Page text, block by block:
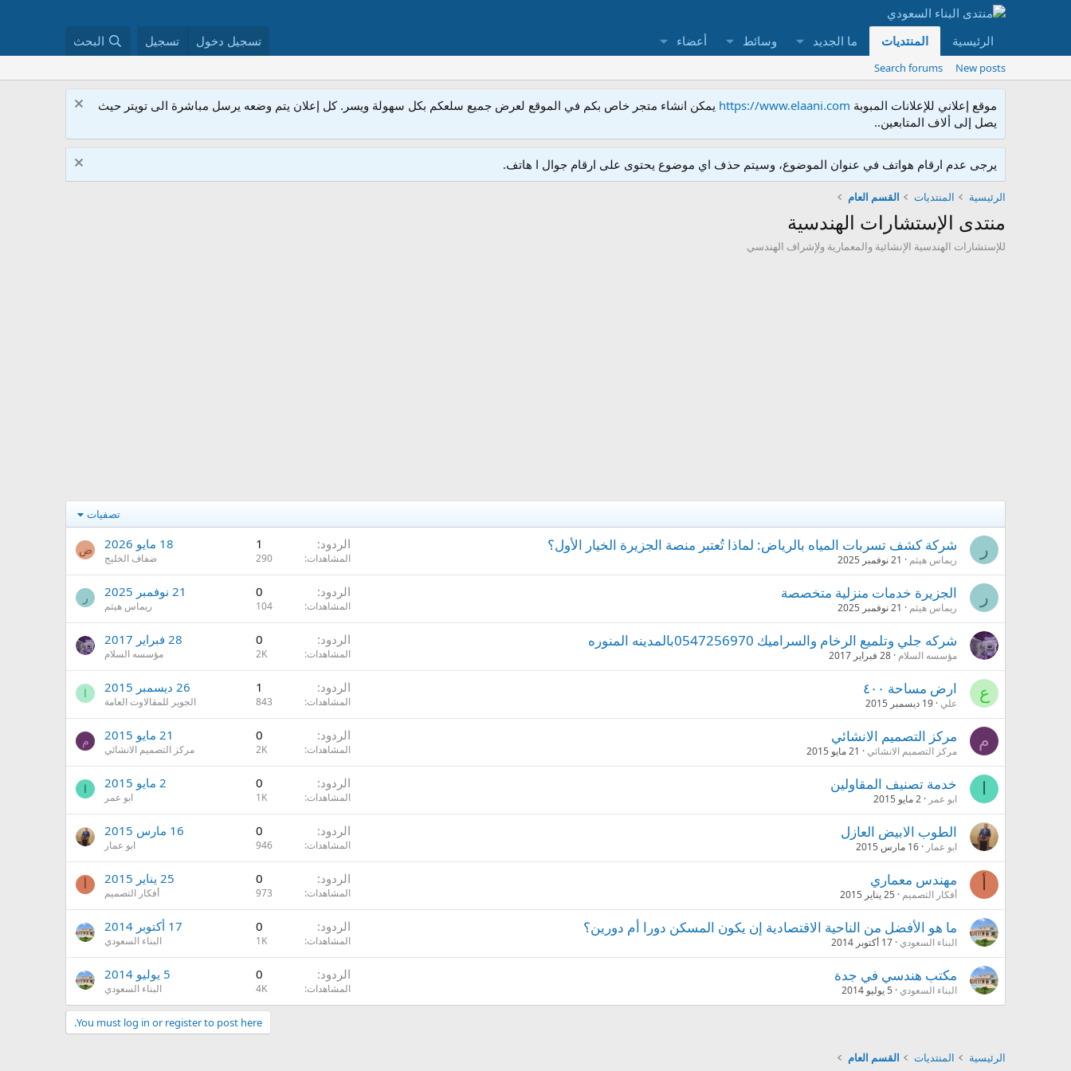
الرئيسية المنتديات ما الجديد وسائط أعضاء تسجيل دخول تسجيل البحث
New posts
Search forums
موقع إعلاني للإعلانات المبوبة https://www.elaani.com يمكن انشاء متجر خاص بكم في الموقع لعرض جميع سلعكم بكل سهولة ويسر. كل إعلان يتم وضعه يرسل مباشرة الى تويتر حيث
يصل إلى ألاف المتابعين..
يرجى عدم ارقام هواتف في عنوان الموضوع، وسيتم حذف اي موضوع يحتوى على ارقام جوال ا هاتف.
الرئيسية المنتديات القسم العام
منتدى الإستشارات الهندسية
للإستشارات الهندسية الإنشائية والمعمارية ولإشراف الهندسي
تصفيات
ر شركة كشف تسربات المياه بالرياض: لماذا تُعتبر منصة الجزيرة الخيار الأول؟
ريماس هيثم 21 نوفمبر 2025
الردود 1
المشاهدات 290
18 مايو 2026
ضفاف الخليج
ض
ر الجزيرة خدمات منزلية متخصصة
ريماس هيثم 21 نوفمبر 2025
الردود 0
المشاهدات 104
21 نوفمبر 2025
ريماس هيثم
ر
شركه جلي وتلميع الرخام والسراميك 0547256970بالمدينه المنوره
مؤسسه السلام 28 فبراير 2017
الردود 0
المشاهدات 2K
28 فبراير 2017
مؤسسه السلام
ع ارض مساحة ٤٠٠
علي 19 ديسمبر 2015
الردود 1
المشاهدات 843
26 ديسمبر 2015
الجوير للمقالاوت العامة
ا
م مركز التصميم الانشائي
مركز التصميم الانشائي 21 مايو 2015
الردود 0
المشاهدات 2K
21 مايو 2015
مركز التصميم الانشائي
م
ا خدمة تصنيف المقاولين
ابو عمر 2 مايو 2015
الردود 0
المشاهدات 1K
2 مايو 2015
ابو عمر
ا
الطوب الابيض العازل
ابو عمار 16 مارس 2015
الردود 0
المشاهدات 946
16 مارس 2015
ابو عمار
أ مهندس معماري
أفكار التصميم 25 يناير 2015
الردود 0
المشاهدات 973
25 يناير 2015
أفكار التصميم
أ
ما هو الأفضل من الناحية الاقتصادية إن يكون المسكن دورا أم دورين؟
البناء السعودي 17 أكتوبر 2014
الردود 0
المشاهدات 1K
17 أكتوبر 2014
البناء السعودي
مكتب هندسي في جدة
البناء السعودي 5 يوليو 2014
الردود 0
المشاهدات 4K
5 يوليو 2014
البناء السعودي
You must log in or register to post here.
الرئيسية المنتديات القسم العام